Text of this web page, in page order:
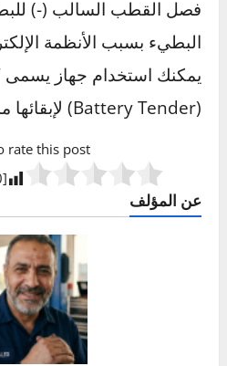
لفترة طويلة بعد إعادة شحنها.
ماذا تعني الأضواء
البطارية؟
هذه “العين السحرية” هي
(هيدروميتر) مدمج في خلية
ست خلايا.
يعني أن الخلية
يعني أن